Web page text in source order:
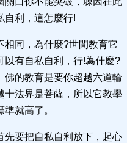
自利，這怎麼行!
同，為什麼?世間教育它
以有自私自利，行!為什麼?
佛的教育是要你超越六道輪
十法界是菩薩，所以它教學
就高了。
先要把自私自利放下，起心